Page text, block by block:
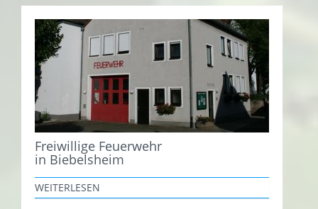
Freiwillige Feuerwehr
in Biebelsheim
WEITERLESEN